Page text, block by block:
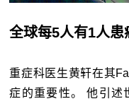
全球每5人有1人
重症科医生黄轩在其
症的重要性。 他引述